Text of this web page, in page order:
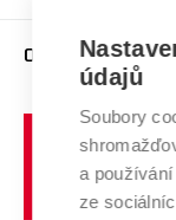
E-přihláška
Závěrečné práce
Doktorské studium
Studium bez bariér
Podpora podnikání
Mezinárodní
Systém zajišťování
Výzkumné
Transfer znalostí
Open Science
Zahraniční
Spolupráce se
Služby univerzity
Mezinárodní
O UNIVERZITĚ
Profil univerzity
Udržitelná
Podnikavá
údajů
Soubory
a
ze